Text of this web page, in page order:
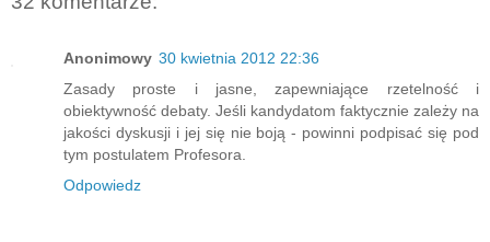
Anonimowy 30 kwietnia 2012 22:36
Zasady proste i jasne, zapewniające rzetelność i
obiektywność debaty. Jeśli kandydatom faktycznie zależy na
jakości dyskusji i jej się nie boją - powinni podpisać się pod
tym postulatem Profesora.
Odpowiedz